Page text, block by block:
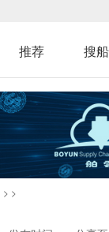
推荐 搜船
> >